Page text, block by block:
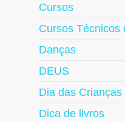
Cursos
Cursos Técnicos
Danças
DEUS
Dia das Crianças
Dica de livros